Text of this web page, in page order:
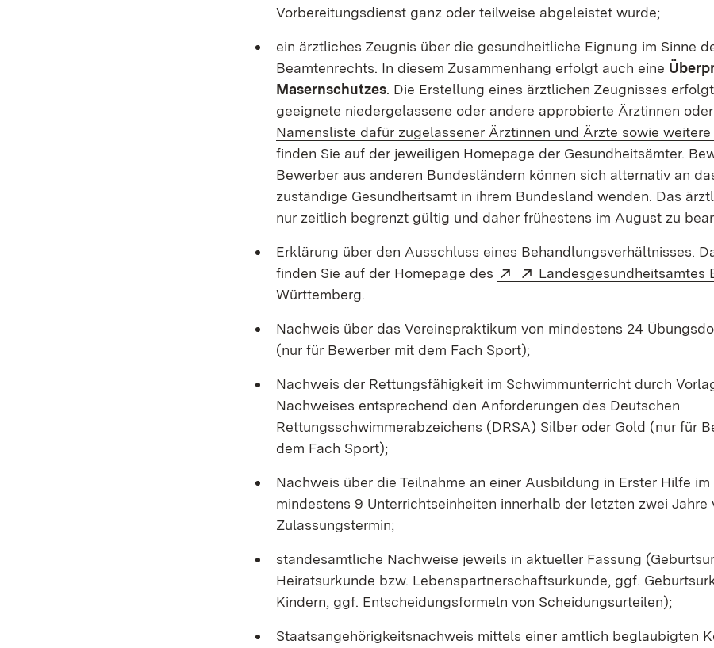
Vorbereitungsdienst ganz oder teilweise abgeleistet wurde;
ein ärztliches Zeugnis über die gesundheitliche Eignung im Sinne
Beamtenrechts. In diesem Zusammenhang erfolgt auch eine
Masernschutzes. Die Erstellung eines ärztlichen Zeugnisses
geeignete niedergelassene oder andere approbierte Ärztinnen
Namensliste dafür zugelassener Ärztinnen und Ärzte sowie
finden Sie auf der jeweiligen Homepage der Gesundheitsämter.
Bewerber aus anderen Bundesländern können sich alternativ an
zuständige Gesundheitsamt in ihrem Bundesland wenden. Das
nur zeitlich begrenzt gültig und daher frühestens im August zu
Erklärung über den Ausschluss eines Behandlungsverhältnisses.
finden Sie auf der Homepage des
Extern:
(Öffnet in neuem Fenster)
Extern:
Landesgesundheitsamtes
Württemberg.
Nachweis über das Vereinspraktikum von mindestens 24
(nur für Bewerber mit dem Fach Sport);
Nachweis der Rettungsfähigkeit im Schwimmunterricht durch
Nachweises entsprechend den Anforderungen des Deutschen
Rettungsschwimmerabzeichens (DRSA) Silber oder Gold (nur für
dem Fach Sport);
Nachweis über die Teilnahme an einer Ausbildung in Erster Hilfe im
mindestens 9 Unterrichtseinheiten innerhalb der letzten zwei Jahre
Zulassungstermin;
standesamtliche Nachweise jeweils in aktueller Fassung
Heiratsurkunde bzw. Lebenspartnerschaftsurkunde, ggf.
Kindern, ggf. Entscheidungsformeln von Scheidungsurteilen);
Staatsangehörigkeitsnachweis mittels einer amtlich beglaubigten